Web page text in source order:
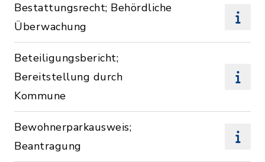
Bestattungsrecht; Behördliche
Überwachung
Beteiligungsbericht;
Bereitstellung durch
Kommune
Bewohnerparkausweis;
Beantragung